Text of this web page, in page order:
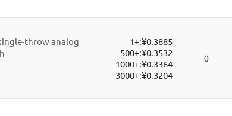
throw analog
1+:¥0.3885
500+:¥0.3532
1000+:¥0.3364
3000+:¥0.3204
0